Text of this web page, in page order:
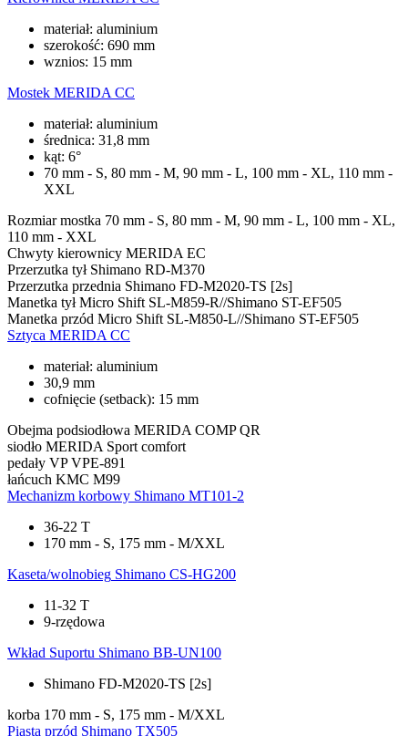
materiał: aluminium
szerokość: 690 mm
wznios: 15 mm
Mostek MERIDA CC
materiał: aluminium
średnica: 31,8 mm
kąt: 6°
70 mm - S, 80 mm - M, 90 mm - L, 100 mm - XL, 110 mm -
XXL
Rozmiar mostka 70 mm - S, 80 mm - M, 90 mm - L, 100 mm - XL,
110 mm - XXL
Chwyty kierownicy MERIDA EC
Przerzutka tył Shimano RD-M370
Przerzutka przednia Shimano FD-M2020-TS [2s]
Manetka tył Micro Shift SL-M859-R//Shimano ST-EF505
Manetka przód Micro Shift SL-M850-L//Shimano ST-EF505
Sztyca MERIDA CC
materiał: aluminium
30,9 mm
cofnięcie (setback): 15 mm
Obejma podsiodłowa MERIDA COMP QR
siodło MERIDA Sport comfort
pedały VP VPE-891
łańcuch KMC M99
Mechanizm korbowy Shimano MT101-2
36-22 T
170 mm - S, 175 mm - M/XXL
Kaseta/wolnobieg Shimano CS-HG200
11-32 T
9-rzędowa
Wkład Suportu Shimano BB-UN100
Shimano FD-M2020-TS [2s]
korba 170 mm - S, 175 mm - M/XXL
Piasta przód Shimano TX505